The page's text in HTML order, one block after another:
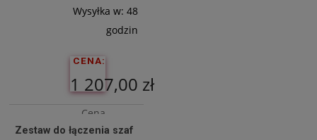
Wysyłka w: 48
godzin
CENA:
1 207,00 zł
Cena
netto:
Zestaw do łączenia szaf